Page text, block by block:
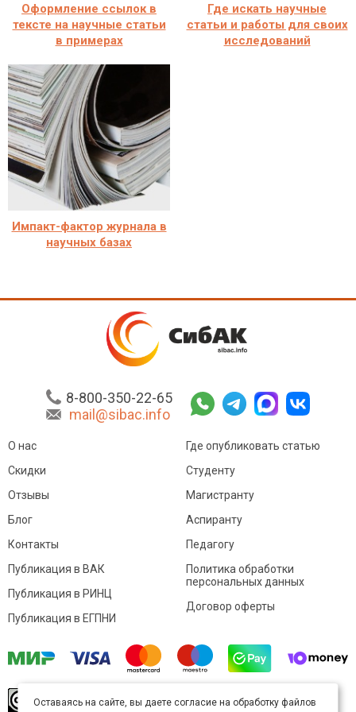
Оформление ссылок в
тексте на научные статьи
в примерах
Где искать научные
статьи и работы для своих
исследований
Импакт-фактор журнала в
научных базах
8-800-350-22-65
mail@sibac.info
О нас
Скидки
Отзывы
Блог
Контакты
Где опубликовать статью
Студенту
Магистранту
Аспиранту
Педагогу
Публикация в ВАК
Публикация в РИНЦ
Публикация в ЕГПНИ
Политика обработки
персональных данных
Договор оферты
произведение доступно полицензии Creative
Оставаясь на сайте, вы даете согласие на обработку файлов